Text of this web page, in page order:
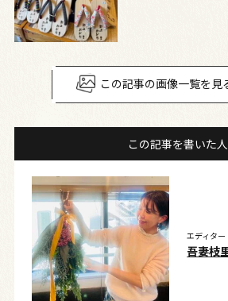
この記事の画像一覧を見
この記事を書いた人
エディタ
吾妻枝